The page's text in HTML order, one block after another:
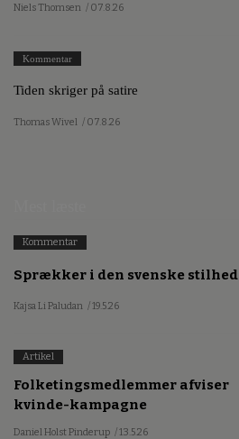
Niels Thomsen / 07.8.26
Kommentar
Tiden skriger på satire
Thomas Wivel / 07.8.26
Kommentar
Sprækker i den svenske stilhed
Kajsa Li Paludan / 19.5.26
Artikel
Folketingsmedlemmer afviser
kvinde-kampagne
Daniel Holst Pinderup / 13.5.26